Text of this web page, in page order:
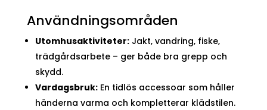
Användningsområden
Utomhusaktiviteter:Jakt, vandring, fiske,
trädgårdsarbete – ger både bra grepp och
skydd.
Vardagsbruk:En tidlös accessoar som håller
händerna varma och kompletterar klädstilen.